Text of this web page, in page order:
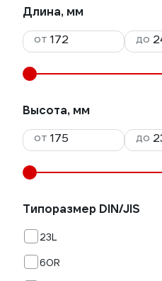
Длина, мм
от
до
Высота, мм
от
до
Типоразмер DIN/JIS
23L
60R